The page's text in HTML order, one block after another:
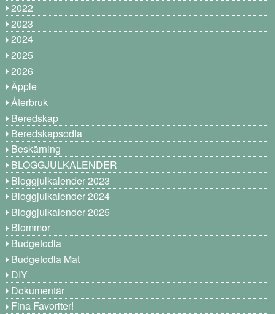
2022
2023
2024
2025
2026
Äpple
Återbruk
Beredskap
Beredskapsodla
Beskärning
BLOGGJULKALENDER
Bloggjulkalender 2023
Bloggjulkalender 2024
Bloggjulkalender 2025
Blommor
Budgetodla
Budgetodla Mat
DIY
Dokumentär
Fina Favoriter!